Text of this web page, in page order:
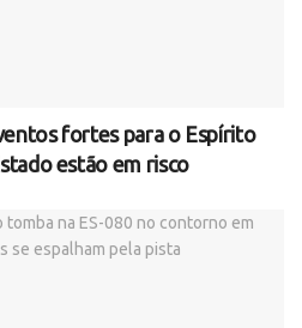
fortes para o Espírito
estão em risco